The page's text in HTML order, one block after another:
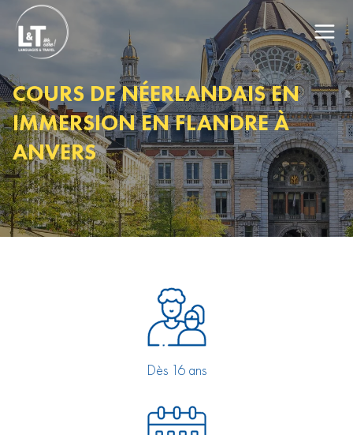
COURS DE NÉERLANDAIS EN
IMMERSION EN FLANDRE À
ANVERS
Dès 16 ans